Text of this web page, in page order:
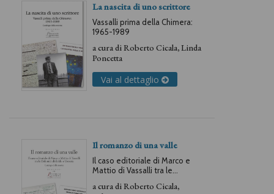
La nascita di uno scrittore
Vassalli prima della Chimera:
1965-1989
a cura diRoberto Cicala,Linda
Poncetta
Vai al dettaglio
Il romanzo di una valle
Il caso editoriale di Marco e
Mattio di Vassalli tra le
a cura diRoberto Cicala,